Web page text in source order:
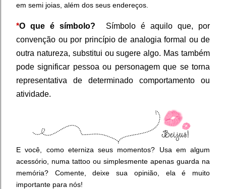
em semi joias, além dos seus endereços.
*O que é símbolo? Símbolo é aquilo que, por
convenção ou por princípio de analogia formal ou de
outra natureza, substitui ou sugere algo. Mas também
pode significar pessoa ou personagem que se torna
representativa de determinado comportamento ou
atividade.
E você, como eterniza seus momentos? Usa em algum
acessório, numa tattoo ou simplesmente apenas guarda na
memória? Comente, deixe sua opinião, ela é muito
importante para nós!